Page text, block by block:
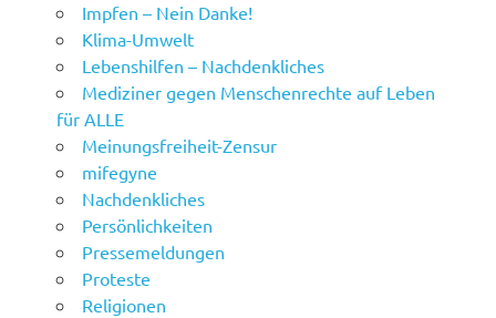
Impfen – Nein Danke!
Klima-Umwelt
Lebenshilfen – Nachdenkliches
Mediziner gegen Menschenrechte auf Leben
für ALLE
Meinungsfreiheit-Zensur
mifegyne
Nachdenkliches
Persönlichkeiten
Pressemeldungen
Proteste
Religionen